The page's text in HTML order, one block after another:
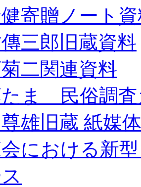
寄贈ノート
三郎旧蔵資料
二関連資料
ま 民俗調査
雄旧蔵 紙媒
における新